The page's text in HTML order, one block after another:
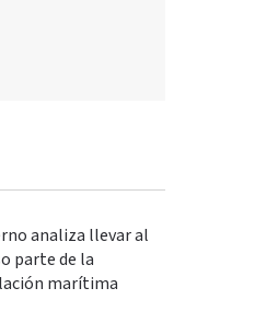
analiza llevar al
parte de la
marítima